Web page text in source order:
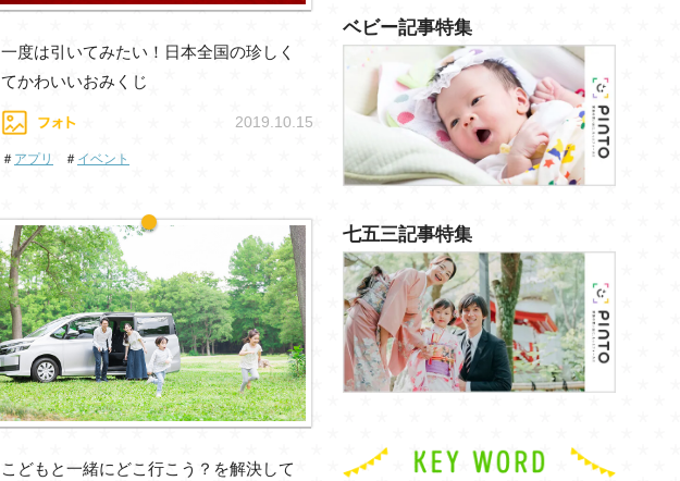
一度は引いてみたい！日本全国の珍しく
てかわいいおみくじ
2019.10.15
＃ アプリ ＃ イベント
こどもと一緒にどこ行こう？を解決して
ベビー記事特集
七五三記事特集